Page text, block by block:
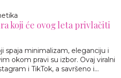
koji će ovog leta privlačiti
spaja minimalizam, eleganciju i
okom pravi su izbor. Ovaj viralni
i TikTok, a savršeno i...